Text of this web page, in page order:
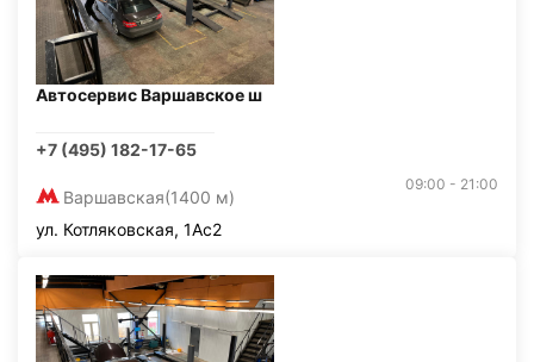
Автосервис Варшавское ш
+7 (495) 182-17-65
Варшавская(1400 м)
09:00 - 21:00
ул. Котляковская, 1Ас2